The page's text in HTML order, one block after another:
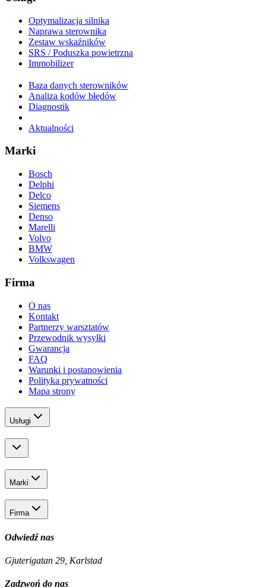
Optymalizacja silnika
Naprawa sterownika
Zestaw wskaźników
SRS / Poduszka powietrzna
Immobilizer
Baza danych sterowników
Analiza kodów błędów
Diagnostik
Aktualności
Marki
Bosch
Delphi
Delco
Siemens
Denso
Marelli
Volvo
BMW
Volkswagen
Firma
O nas
Kontakt
Partnerzy warsztatów
Przewodnik wysyłki
Gwarancja
FAQ
Warunki i postanowienia
Polityka prywatności
Mapa strony
Usługi
Marki
Firma
Odwiedź nas
Gjuterigatan 29, Karlstad
Zadzwoń do nas